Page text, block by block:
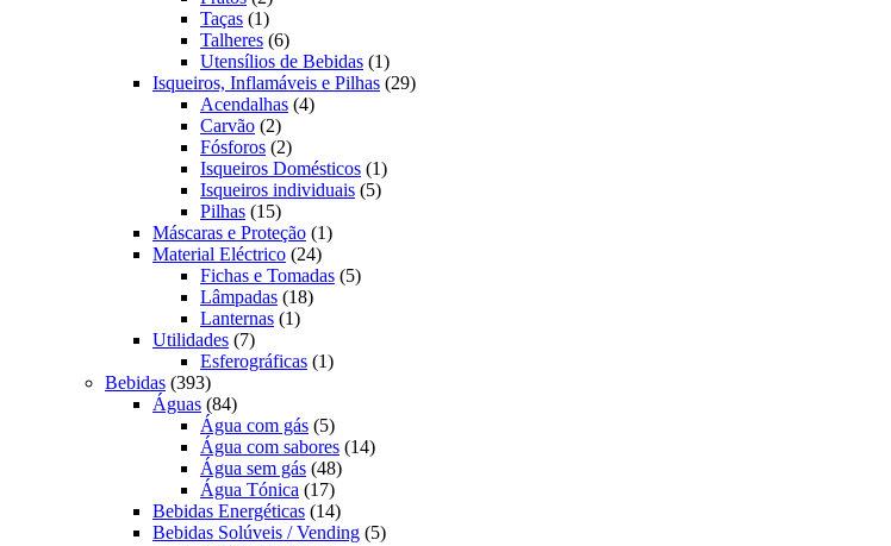
produtos
Taças 11
produto
Talheres 66
produtos
Utensílios de Bebidas 11
produto
Isqueiros, Inflamáveis e Pilhas 2929
Acendalhas 44
Carvão 22
produtos
Fósforos 22
produtos
Isqueiros Domésticos 11
produto
Isqueiros individuais 55
Pilhas 1515
produtos
Máscaras e Proteção 11
Material Eléctrico 2424
produtos
Fichas e Tomadas 55
Lâmpadas 1818
Lanternas 11
Utilidades 77
produtos
Esferográficas 11
Bebidas 393393
produtos
Águas 8484
produtos
Água com gás 55
produtos
Água com sabores 1414
Água sem gás 4848
Água Tónica 1717
produtos
Bebidas Energéticas 1414
produtos
Bebidas Solúveis / Vending 55